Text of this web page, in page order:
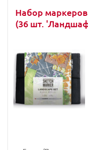
Набор
(36 шт.